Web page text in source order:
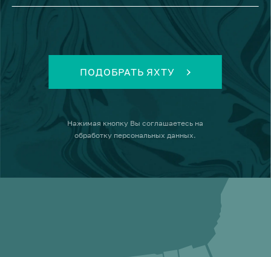
ПОДОБРАТЬ ЯХТУ
Нажимая кнопку Вы соглашаетесь на
обработку персональных данных.